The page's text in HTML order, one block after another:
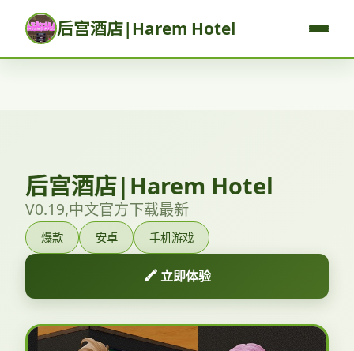
后宫酒店|Harem Hotel
后宫酒店|Harem Hotel
V0.19,中文官方下载最新
爆款 安卓 手机游戏
🖍️ 立即体验